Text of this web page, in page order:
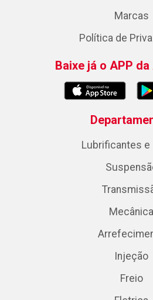
Marcas
Política de
Baixe já o APP
Lubrificantes e
Mecânica
Injeção
Freio